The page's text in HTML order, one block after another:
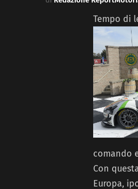
Tempo di
comando
Con
Europa,